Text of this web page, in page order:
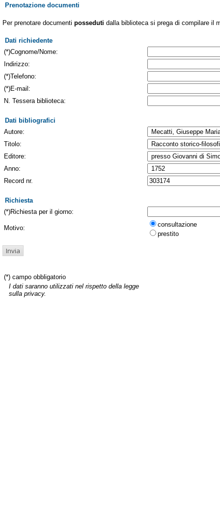
Prenotazione documenti
Per prenotare documenti posseduti dalla biblioteca si prega di compilare il
Dati richiedente
(*)Cognome/Nome:
Indirizzo:
(*)Telefono:
(*)E-mail:
N. Tessera biblioteca:
Dati bibliografici
Autore:
Titolo:
Editore:
Anno:
Record nr.
Richiesta
(*)Richiesta per il giorno:
Motivo:
consultazione
prestito
(*) campo obbligatorio
I dati saranno utilizzati nel rispetto della legge
sulla privacy.